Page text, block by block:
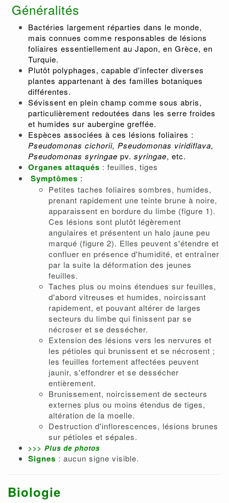
Généralités
Bactéries largement réparties dans le monde,
mais connues comme responsables de lésions
foliaires essentiellement au Japon, en Grèce, en
Turquie.
Plutôt polyphages, capable d'infecter diverses
plantes appartenant à des familles botaniques
différentes.
Sévissent en plein champ comme sous abris,
particulièrement redoutées dans les serre froides
et humides sur aubergine greffée.
Espèces associées à ces lésions foliaires :
Pseudomonas cichorii, Pseudomonas viridiflava,
Pseudomonas syringae pv. syringae, etc.
Organes attaqués : feuilles, tiges
Symptômes :
Petites taches foliaires sombres, humides,
prenant rapidement une teinte brune à noire,
apparaissent en bordure du limbe (figure 1).
Ces lésions sont plutôt légèrement
angulaires et présentent un halo jaune peu
marqué (figure 2). Elles peuvent s'étendre et
confluer en présence d'humidité, et entraîner
par la suite la déformation des jeunes
feuilles.
Taches plus ou moins étendues sur feuilles,
d'abord vitreuses et humides, noircissant
rapidement, et pouvant altérer de larges
secteurs du limbe qui finissent par se
nécroser et se dessécher.
Extension des lésions vers les nervures et
les pétioles qui brunissent et se nécrosent ;
les feuilles fortement affectées peuvent
jaunir, s'effondrer et se dessécher
entièrement.
Brunissement, noircissement de secteurs
externes plus ou moins étendus de tiges,
altération de la moelle.
Destruction d'inflorescences, lésions brunes
sur pétioles et sépales.
>>> Plus de photos
Signes : aucun signe visible.
Biologie